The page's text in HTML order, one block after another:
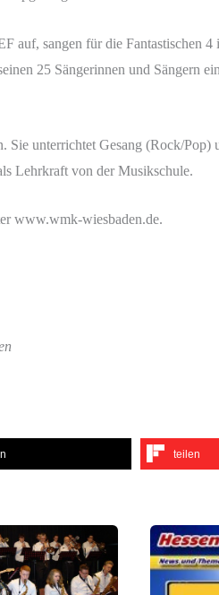
auf, sangen für die Fantastischen
25 Sängerinnen und Sängern
unterrichtet Gesang (Rock/
Lehrkraft von der Musikschule.
www.wmk-wiesbaden.de.
teilen